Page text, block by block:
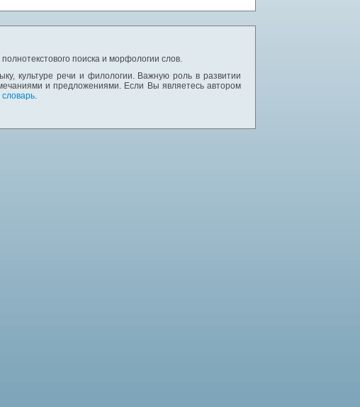
поиска и морфологии слов.
культуре речи и филологии. Важную роль в развитии
и предложениями. Если Вы являетесь автором
.